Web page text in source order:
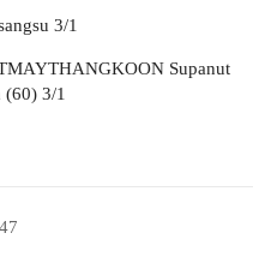
3/1
Supanut
(60) 3/1